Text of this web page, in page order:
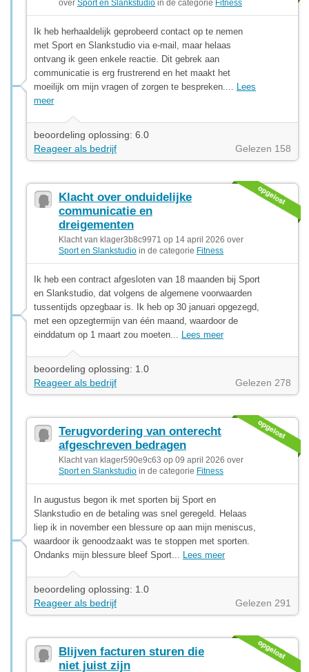
over Sport en Slankstudio in de categorie Fitness
Ik heb herhaaldelijk geprobeerd contact op te nemen
met Sport en Slankstudio via e-mail, maar helaas
ontvang ik geen enkele reactie. Dit gebrek aan
communicatie is erg frustrerend en het maakt het
moeilijk om mijn vragen of zorgen te bespreken.... Lees
meer
beoordeling oplossing: 6.0
Reageer als bedrijf
Gelezen 158
Klacht over onduidelijke
communicatie en
dreigementen
Klacht van klager3b8c9971 op 14 april 2026 over
Sport en Slankstudio in de categorie Fitness
Ik heb een contract afgesloten van 18 maanden bij Sport
en Slankstudio, dat volgens de algemene voorwaarden
tussentijds opzegbaar is. Ik heb op 30 januari opgezegd,
met een opzegtermijn van één maand, waardoor de
einddatum op 1 maart zou moeten... Lees meer
beoordeling oplossing: 1.0
Reageer als bedrijf
Gelezen 278
Terugvordering van onterecht
afgeschreven bedragen
Klacht van klager590e9c63 op 09 april 2026 over
Sport en Slankstudio in de categorie Fitness
In augustus begon ik met sporten bij Sport en
Slankstudio en de betaling was snel geregeld. Helaas
liep ik in november een blessure op aan mijn meniscus,
waardoor ik genoodzaakt was te stoppen met sporten.
Ondanks mijn blessure bleef Sport... Lees meer
beoordeling oplossing: 1.0
Reageer als bedrijf
Gelezen 291
Blijven facturen sturen die
niet juist zijn